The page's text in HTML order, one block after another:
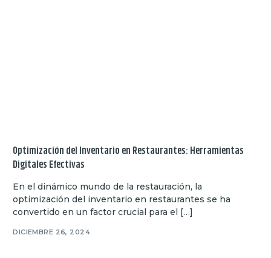
Optimización del Inventario en Restaurantes: Herramientas
Digitales Efectivas
En el dinámico mundo de la restauración, la
optimización del inventario en restaurantes se ha
convertido en un factor crucial para el […]
DICIEMBRE 26, 2024